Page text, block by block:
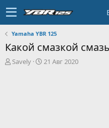
Yamaha YBR 125
Какой смазкой
А
Savely
Д
21 Авг 2020